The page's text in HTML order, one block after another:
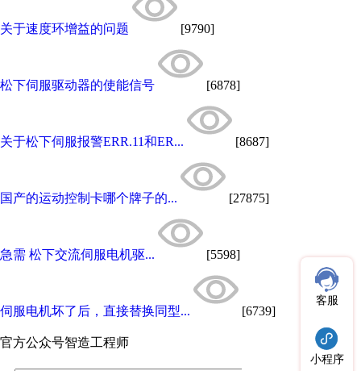
关于速度环增益的问题 [9790]
松下伺服驱动器的使能信号 [6878]
关于松下伺服报警ERR.11和ER... [8687]
国产的运动控制卡哪个牌子的... [27875]
急需 松下交流伺服电机驱... [5598]
伺服电机坏了后，直接替换同型... [6739]
官方公众号智造工程师
客服
小程序